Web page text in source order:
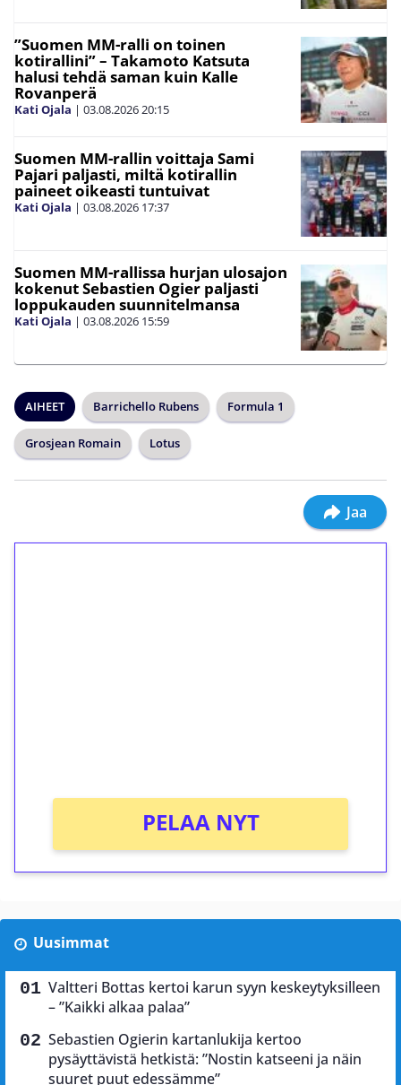
”Suomen MM-ralli on toinen
kotirallini” – Takamoto Katsuta
halusi tehdä saman kuin Kalle
Rovanperä
Kati Ojala | 03.08.202620:15
Suomen MM-rallin voittaja Sami
Pajari paljasti, miltä kotirallin
paineet oikeasti tuntuivat
Kati Ojala | 03.08.2026 17:37
Suomen MM-rallissa hurjan ulosajon
kokenut Sebastien Ogier paljasti
loppukauden suunnitelmansa
Kati Ojala | 03.08.2026 15:59
AIHEET Barrichello Rubens Formula 1
Grosjean Romain Lotus
Jaa
PELAA NYT
Uusimmat
Valtteri Bottas kertoi karun syyn keskeytyksilleen
– ”Kaikki alkaa palaa”
Sebastien Ogierin kartanlukija kertoo
pysäyttävistä hetkistä: ”Nostin katseeni ja näin
suuret puut edessämme”